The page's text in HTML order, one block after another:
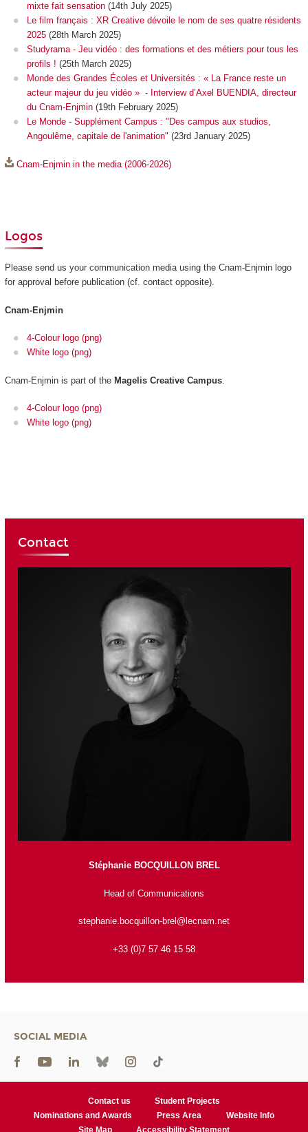
mixte fait sensation (14th July 2025)
Le film français : XR Creative dévoile le nom de ses quatre résidents
2025 (28th March 2025)
Studyrama - Jeu vidéo : des formations et des métiers pour tous les
profils ! (25th March 2025)
Monde des Grandes Écoles et Universités : « La France reste un
acteur majeur du jeu vidéo » - Interview d’Axel BUENDIA, directeur
du Cnam-Enjmin (19th February 2025)
Le Monde - Supplément Campus : "Des campus aux studios,
Angoulême, capitale de l'animation" (23rd January 2025)
Cnam-Enjmin in the media (2006-2026)
Logos
Please send us your communication media using the Cnam-Enjmin logo
for approval before publication (cf. contact opposite).
Cnam-Enjmin
4-Colour logo (png)
White logo (png)
Cnam-Enjmin is part of the Magelis Creative Campus.
4-Colour logo (png)
White logo (png)
Contact
Stéphanie BOCQUILLON BREL
Head of Communications
stephanie.bocquillon-brel@lecnam.net
+33 (0)7 57 46 15 58
SOCIAL MEDIA
Contact us
Student Projects
Nominations and Awards
Press Area
Website Info